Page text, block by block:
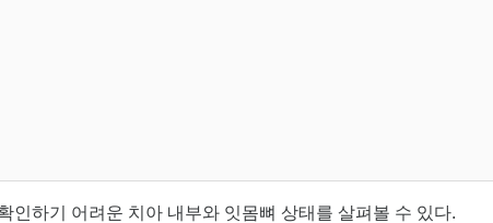
인하기 어려운 치아 내부와 잇몸뼈 상태를 살펴볼 수 있다.